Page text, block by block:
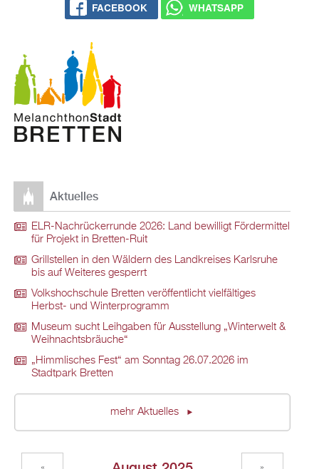
FACEBOOK WHATSAPP
Aktuelles
ELR-Nachrückerrunde 2026: Land bewilligt Fördermittel
für Projekt in Bretten-Ruit
Grillstellen in den Wäldern des Landkreises Karlsruhe
bis auf Weiteres gesperrt
Volkshochschule Bretten veröffentlicht vielfältiges
Herbst- und Winterprogramm
Museum sucht Leihgaben für Ausstellung „Winterwelt &
Weihnachtsbräuche“
„Himmlisches Fest“ am Sonntag 26.07.2026 im
Stadtpark Bretten
mehr Aktuelles